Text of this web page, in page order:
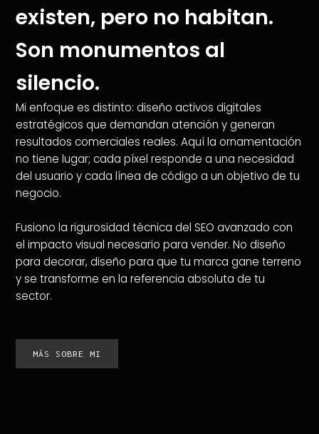
existen, pero no habitan.
Son monumentos al
silencio.
Mi enfoque es distinto: diseño activos digitales
estratégicos que demandan atención y generan
resultados comerciales reales. Aquí la ornamentación
no tiene lugar; cada píxel responde a una necesidad
del usuario y cada línea de código a un objetivo de tu
negocio.
Fusiono la rigurosidad técnica del SEO avanzado con
el impacto visual necesario para vender. No diseño
para decorar, diseño para que tu marca gane terreno
y se transforme en la referencia absoluta de tu
sector.
MÁS SOBRE MI